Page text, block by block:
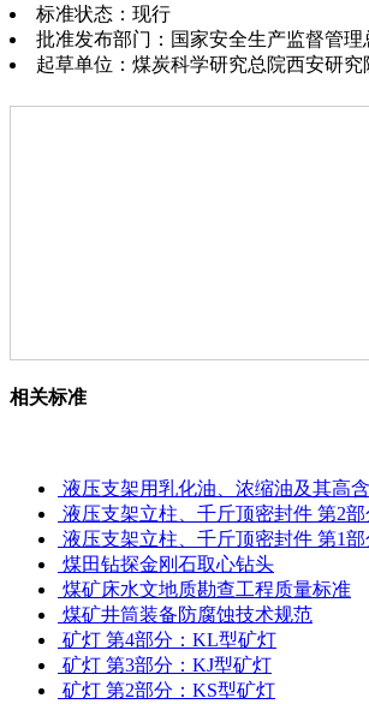
标准状态：现行
批准发布部门：国家安全生产监督管理
起草单位：煤炭科学研究总院西安研
相关标准
液压支架用乳化油、浓缩油及其高
液压支架立柱、千斤顶密封件 第2
液压支架立柱、千斤顶密封件 第1
煤田钻探金刚石取心钻头
煤矿床水文地质勘查工程质量标准
煤矿井筒装备防腐蚀技术规范
矿灯 第4部分：KL型矿灯
矿灯 第3部分：KJ型矿灯
矿灯 第2部分：KS型矿灯